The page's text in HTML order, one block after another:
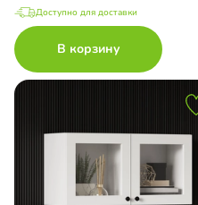
Доступно для доставки
В корзину